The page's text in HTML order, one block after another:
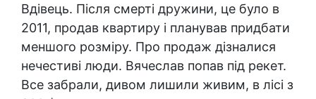
Вдівець. Після смерті дружини, це було в
2011, продав квартиру і планував придбати
меншого розміру. Про продаж дізналися
нечестиві люди. Вячеслав попав під рекет.
Все забрали, дивом лишили живим, в лісі з